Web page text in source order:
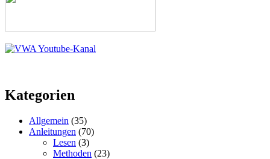
Kategorien
Allgemein (35)
Anleitungen (70)
Lesen (3)
Methoden (23)